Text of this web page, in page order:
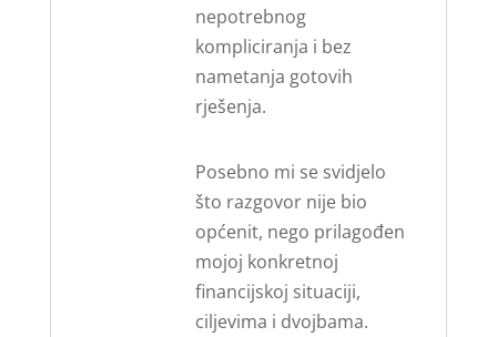
nepotrebnog
kompliciranja i bez
nametanja gotovih
rješenja.
Posebno mi se svidjelo
što razgovor nije bio
općenit, nego prilagođen
mojoj konkretnoj
financijskoj situaciji,
ciljevima i dvojbama.